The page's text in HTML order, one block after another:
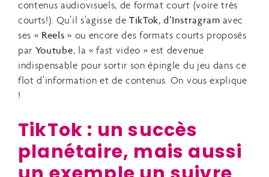
contenus audiovisuels, de format court (voire très
courts!). Qu’il s’agisse deTikTok, d’Instragram avec
ses « Reels » ou encore des formats courts proposés
par Youtube, la « fast video » est devenue
indispensable pour sortir son épingle du jeu dans ce
flot d’information et de contenus. On vous explique
!
TikTok : un succès
planétaire, mais aussi